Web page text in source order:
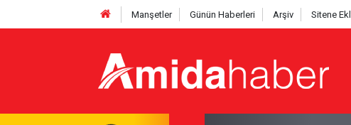
Manşetler Günün Haberleri Arşiv Sitene